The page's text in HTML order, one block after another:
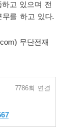
고 있으며 전
를 하고 있다.
무단전재
7786회 연결